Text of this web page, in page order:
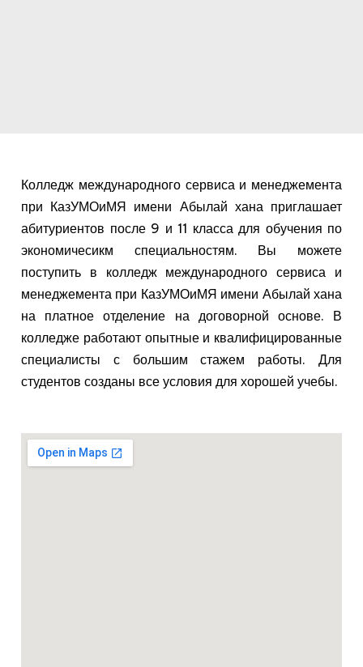
Колледж международного сервиса и менеджемента
при КазУМОиМЯ имени Абылай хана приглашает
абитуриентов после 9 и 11 класса для обучения по
экономичесикм специальностям. Вы можете
поступить в колледж международного сервиса и
менеджемента при КазУМОиМЯ имени Абылай хана
на платное отделение на договорной основе. В
колледже работают опытные и квалифицированные
специалисты с большим стажем работы. Для
студентов созданы все условия для хорошей учебы.